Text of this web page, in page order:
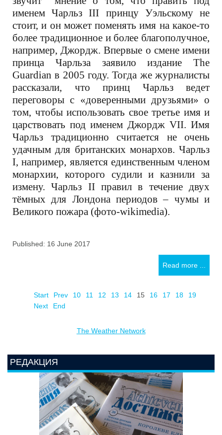
именем ЧарльзIII принцу Уэльскому не
стоит, и он может поменять имя на какое-то
более традиционное и более благополучное,
например, Джордж. Впервые о смене имени
принца Чарльза заявило издание The
Guardianв 2005 году. Тогда же журналисты
рассказали, что принц Чарльз ведет
переговоры с «доверенными друзьями» о
том, чтобы использовать свое третье имя и
царствовать под именем Джордж VII. Имя
Чарльз традиционно считается не очень
удачным для британских монархов. Чарльз
I,например, является единственным членом
монархии, которого судили и казнили за
измену. Чарльз IIправил в течение двух
тёмных для Лондона периодов – чумы и
Великого пожара (фото-wikimedia).
Published: 16 June 2017
Read more ...
Start Prev 10 11 12 13 14 15 16 17 18
19
Next
End
The Weather Network
РЕДАКЦИЯ